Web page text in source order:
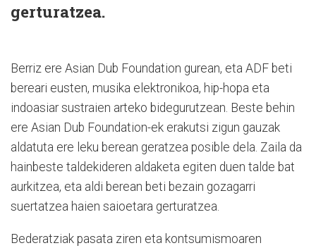
gerturatzea.
Berriz ere Asian Dub Foundation gurean, eta ADF beti
bereari eusten, musika elektronikoa, hip-hopa eta
indoasiar sustraien arteko bidegurutzean. Beste behin
ere Asian Dub Foundation-ek erakutsi zigun gauzak
aldatuta ere leku berean geratzea posible dela. Zaila da
hainbeste taldekideren aldaketa egiten duen talde bat
aurkitzea, eta aldi berean beti bezain gozagarri
suertatzea haien saioetara gerturatzea.
Bederatziak pasata ziren eta kontsumismoaren